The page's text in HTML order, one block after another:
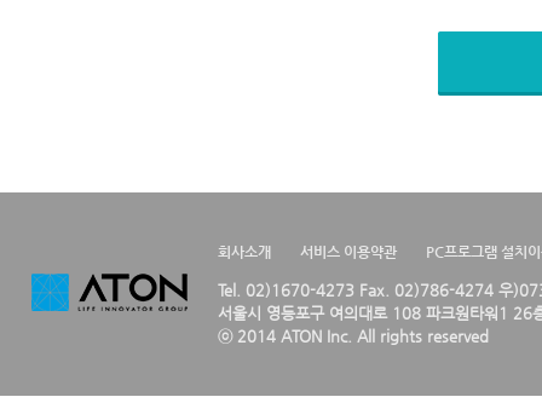
회사소개 서비스 이용약관 PC프로그램 설치
Tel. 02)1670-4273 Fax. 02)786-4274 우
서울시 영등포구 여의대로 108 파크원타워1 26
ⓒ 2014 ATON Inc. All rights reserved